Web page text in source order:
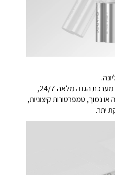
הגנה מלאה 24/7,
נמוך, טמפרטורות קיצוניות,
יתר.